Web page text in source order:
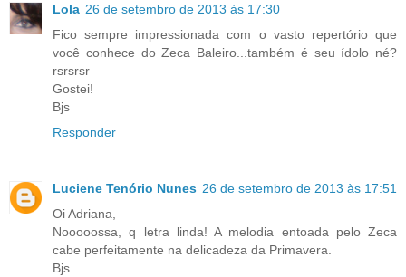
Lola 26 de setembro de 2013 às 17:30
Fico sempre impressionada com o vasto repertório que
você conhece do Zeca Baleiro...também é seu ídolo né?
rsrsrsr
Gostei!
Bjs
Responder
Luciene Tenório Nunes 26 de setembro de 2013 às 17:51
Oi Adriana,
Nooooossa, q letra linda! A melodia entoada pelo Zeca
cabe perfeitamente na delicadeza da Primavera.
Bjs.